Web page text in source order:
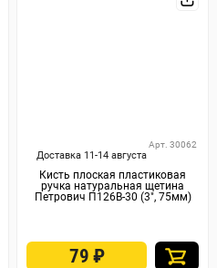
Доставка 11-14 августа
Арт. 30062
Кисть плоская пластиковая
ручка натуральная щетина
Петрович П126В-30 (3", 75мм)
79 ₽